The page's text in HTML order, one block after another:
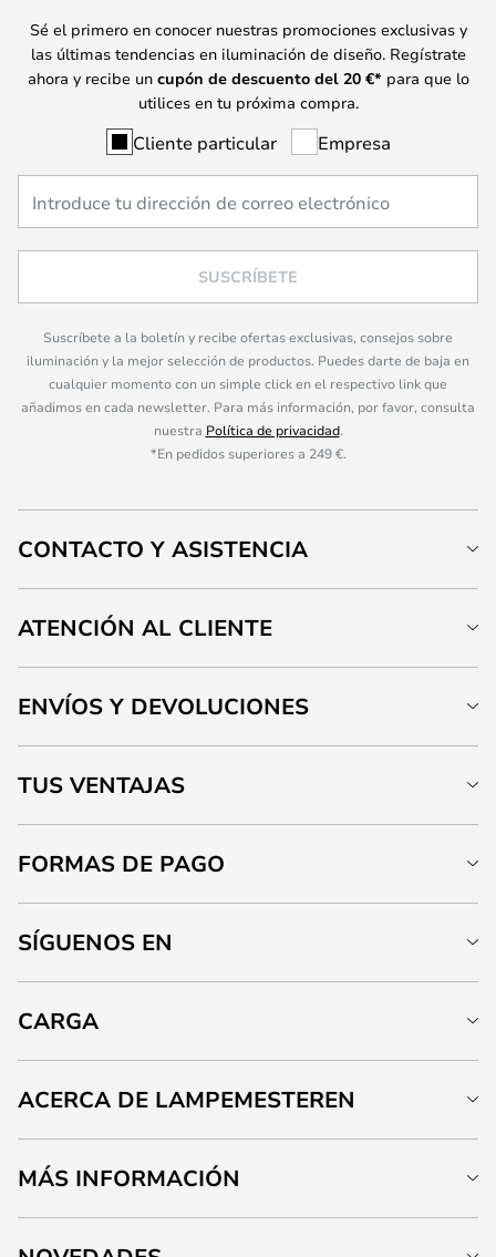
Sé el primero en conocer nuestras promociones exclusivas y
las últimas tendencias en iluminación de diseño. Regístrate
ahora y recibe un cupón de descuento del 20 €* para que lo
utilices en tu próxima compra.
Cliente particular Empresa
SUSCRÍBETE
Suscríbete a la boletín y recibe ofertas exclusivas, consejos sobre
iluminación y la mejor selección de productos. Puedes darte de baja en
cualquier momento con un simple click en el respectivo link que
añadimos en cada newsletter. Para más información, por favor, consulta
nuestra Política de privacidad.
*En pedidos superiores a 249 €.
CONTACTO Y ASISTENCIA
ATENCIÓN AL CLIENTE
ENVÍOS Y DEVOLUCIONES
TUS VENTAJAS
FORMAS DE PAGO
SÍGUENOS EN
CARGA
ACERCA DE LAMPEMESTEREN
MÁS INFORMACIÓN